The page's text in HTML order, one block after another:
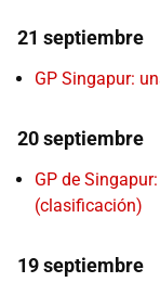
21 septiembre
GP Singapur:
20 septiembre
GP de
(clasificación)
19 septiembre